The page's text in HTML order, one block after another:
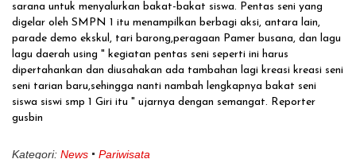
sarana untuk menyalurkan bakat-bakat siswa. Pentas seni yang
digelar oleh SMPN 1 itu menampilkan berbagi aksi, antara lain,
parade demo ekskul, tari barong,peragaan Pamer busana, dan lagu
lagu daerah using " kegiatan pentas seni seperti ini harus
dipertahankan dan diusahakan ada tambahan lagi kreasi kreasi seni
seni tarian baru,sehingga nanti nambah lengkapnya bakat seni
siswa siswi smp 1 Giri itu " ujarnya dengan semangat. Reporter
gusbin
Kategori: News Pariwisata